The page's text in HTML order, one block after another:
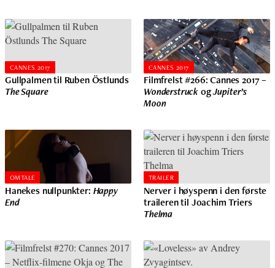
CANNES 2017
Gullpalmen til Ruben Östlunds
The Square
CANNES 2017
Filmfrelst #266: Cannes 2017 –
WonderstruckogJupiter’s
Moon
OMTALE
Hanekes nullpunkter: Happy
End
TRAILER
Nerver i høyspenn i den første
traileren til Joachim Triers
Thelma